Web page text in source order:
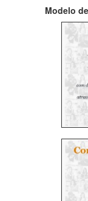
Modelo